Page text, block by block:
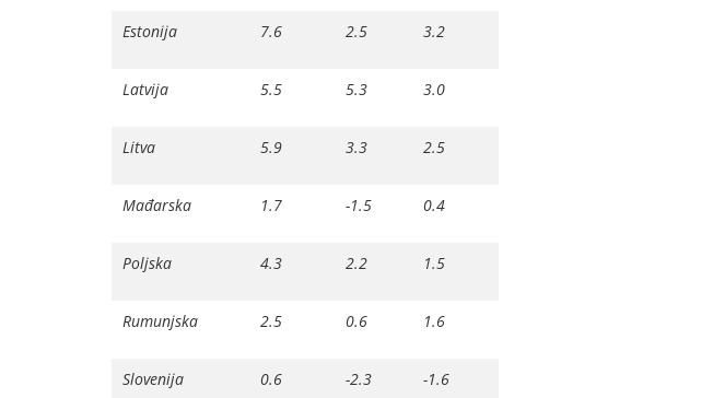
Estonija 7.6 2.5 3.2
Latvija 5.5 5.3 3.0
Litva 5.9 3.3 2.5
Mađarska 1.7 -1.5 0.4
Poljska 4.3 2.2 1.5
Rumunjska 2.5 0.6 1.6
Slovenija 0.6 -2.3 -1.6